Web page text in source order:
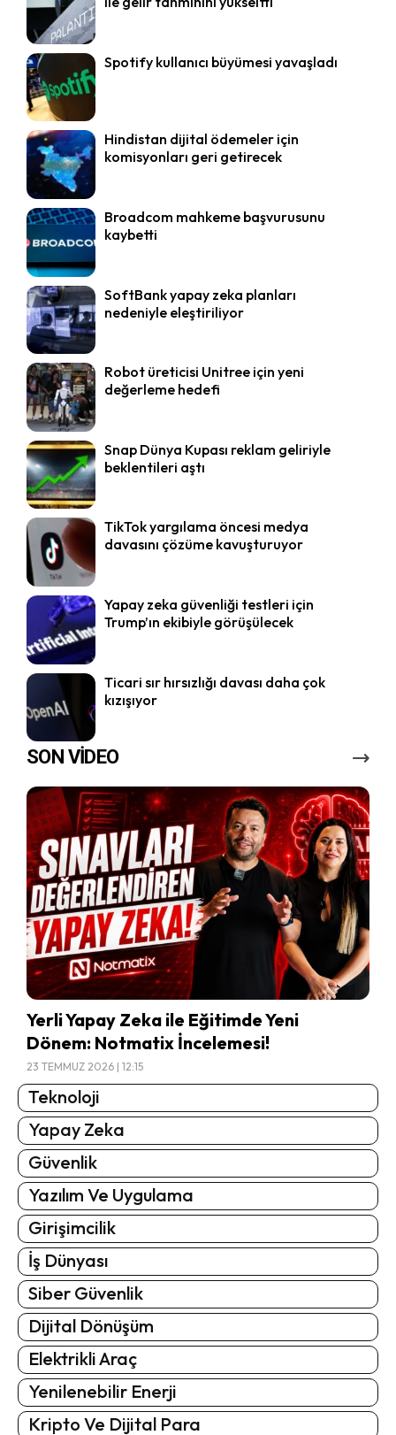
Spotify kullanıcı büyümesi yavaşladı
Hindistan dijital ödemeler için
komisyonları geri getirecek
Broadcom mahkeme başvurusunu
kaybetti
SoftBank yapay zeka planları
nedeniyle eleştiriliyor
Robot üreticisi Unitree için yeni
değerleme hedefi
Snap Dünya Kupası reklam geliriyle
beklentileri aştı
TikTok yargılama öncesi medya
davasını çözüme kavuşturuyor
Yapay zeka güvenliği testleri için
Trump’ın ekibiyle görüşülecek
Ticari sır hırsızlığı davası daha çok
kızışıyor
SON VİDEO
Yerli Yapay Zeka ile Eğitimde Yeni
Dönem: Notmatix İncelemesi!
23 TEMMUZ 2026 | 12:15
Teknoloji
Yapay Zeka
Güvenlik
Yazılım Ve Uygulama
Girişimcilik
İş Dünyası
Siber Güvenlik
Dijital Dönüşüm
Elektrikli Araç
Yenilenebilir Enerji
Kripto Ve Dijital Para